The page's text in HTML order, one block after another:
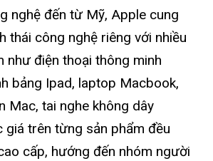
nghệ đến từ Mỹ, Apple cung
thái công nghệ riêng với nhiều
như điện thoại thông minh
bảng Ipad, laptop Macbook,
Mac, tai nghe không dây
trên từng sản phẩm đều
cấp, hướng đến nhóm người